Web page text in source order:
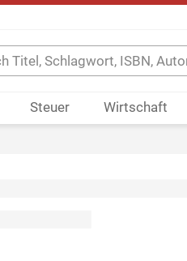
Steuer Wirtschaft